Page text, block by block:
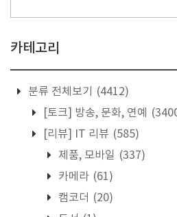
카테고리
분류 전체보기
(4412)
[토크] 방송, 문화, 연예
[리뷰] IT 리뷰 (585)
제품, 모바일 (337)
카메라 (61)
캠코더 (20)